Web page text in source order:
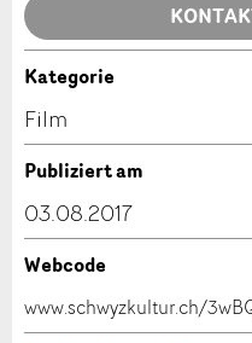
Allgemeines
Anzeige nicht mehr
Anzeige unvollständig
* Eingabe erforderlich
Kontakt
Verfassen Sie eine
Kategorie
Film
Publiziert am
03.08.2017
Webcode
www.schwyzkultur.ch/